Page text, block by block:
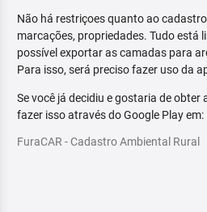
Não há restriçoes quanto ao
marcações, propriedades. Tudo está
possível exportar as camadas para
Para isso, será preciso fazer uso da
Se você já decidiu e gostaria de obter
fazer isso através do Google Play em:
FuraCAR - Cadastro Ambiental Rural